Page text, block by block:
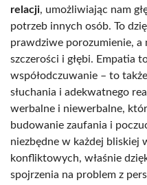
relacji, umożliwiając nam
potrzeb innych osób. To
prawdziwe porozumienie, a
szczerości i głębi. Empatia
współodczuwanie – to
słuchania i adekwatnego
werbalne i niewerbalne,
budowanie zaufania i
niezbędne w każdej bliskiej
konfliktowych, właśnie
spojrzenia na problem z